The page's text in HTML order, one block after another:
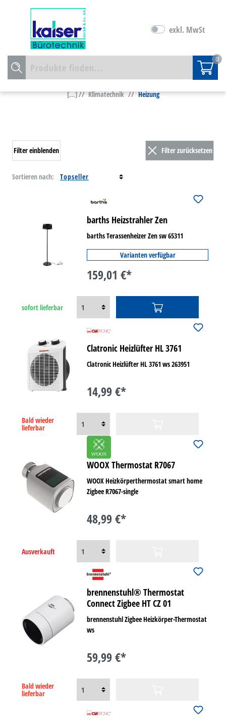
exkl. MwSt
0
[...] //Klimatechnik // Heizung
Filter einblenden Filter zurücksetzen
Sortieren nach:
barths Heizstrahler Zen
barths Terassenheizer Zen sw 65311
Varianten verfügbar
159,01 €*
sofort lieferbar
Clatronic Heizlüfter HL 3761
Clatronic Heizlüfter HL 3761 ws 263951
14,99 €*
Bald wieder
lieferbar
WOOX Thermostat R7067
WOOX Heizkörperthermostat smart home
Zigbee R7067-single
48,99 €*
Ausverkauft
brennenstuhl® Thermostat
Connect Zigbee HT CZ 01
brennenstuhl Zigbee Heizkörper-Thermostat
ws
59,99 €*
Bald wieder
lieferbar